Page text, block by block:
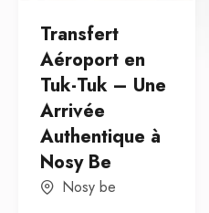
Transfert
Aéroport en
Tuk-Tuk – Une
Arrivée
Authentique à
Nosy Be
Nosy be